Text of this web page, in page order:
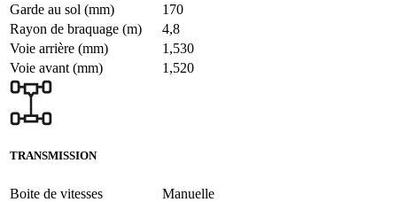
Garde au sol (mm)
170
Rayon de braquage (m)
4,8
Voie arrière (mm)
1,530
Voie avant (mm)
1,520
TRANSMISSION
Boite de vitesses Manuelle